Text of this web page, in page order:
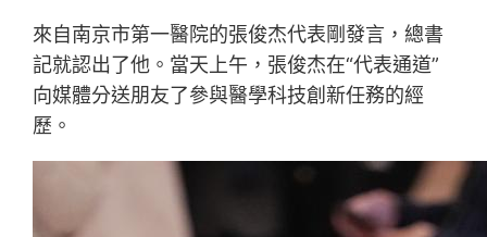
來自南京市第一醫院的張俊杰代表剛發言，總書
記就認出了他。當天上午，張俊杰在“代表通道”
向媒體分送朋友了參與醫學科技創新任務的經
歷。